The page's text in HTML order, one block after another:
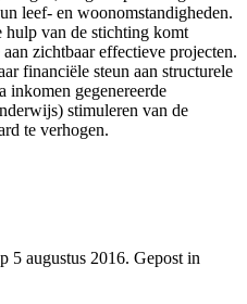
leef- en woonomstandigheden.
hulp van de stichting komt
zichtbaar effectieve projecten.
financiële steun aan structurele
inkomen gegenereerde
stimuleren van de
te verhogen.
5 augustus 2016. Gepost in